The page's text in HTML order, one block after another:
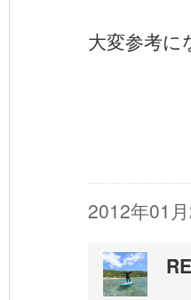
大変参考に
2012年01